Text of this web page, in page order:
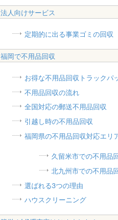
法人向けサービス
定期的に出る事業ゴミの回収
福岡で不用品回収
お得な不用品回収トラックパ
不用品回収の流れ
全国対応の郵送不用品回収
引越し時の不用品回収
福岡県の不用品回収対応エリ
久留米市での不用品
北九州市での不用品
選ばれる3つの理由
ハウスクリーニング